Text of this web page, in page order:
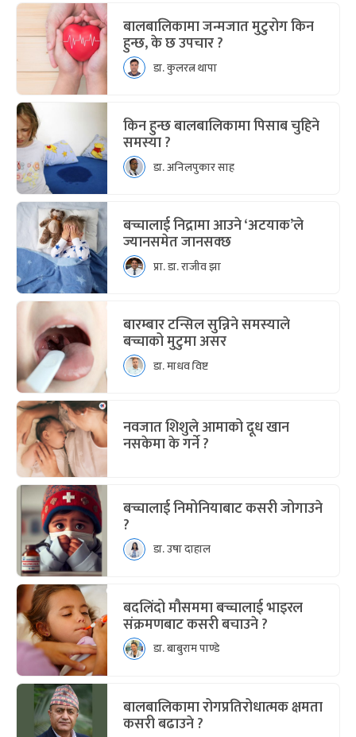
बालबालिकामा जन्मजात मुटुरोग किन
हुन्छ, के छ उपचार ?
डा. कुलरत्न थापा
किन हुन्छ बालबालिकामा पिसाब चुहिने
समस्या ?
डा. अनिलपुकार साह
बच्चालाई निद्रामा आउने ‘अटयाक’ले
ज्यानसमेत जानसक्छ
प्रा. डा. राजीव झा
बारम्बार टन्सिल सुन्निने समस्याले
बच्चाको मुटुमा असर
डा. माधव विष्ट
नवजात शिशुले आमाको दूध खान
नसकेमा के गर्ने ?
बच्चालाई निमोनियाबाट कसरी जोगाउने
?
डा. उषा दाहाल
बदलिंदो मौसममा बच्चालाई भाइरल
संक्रमणबाट कसरी बचाउने ?
डा. बाबुराम पाण्डे
बालबालिकामा रोगप्रतिरोधात्मक क्षमता
कसरी बढाउने ?